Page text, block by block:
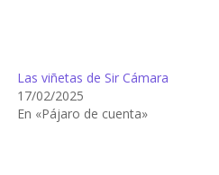
Las viñetas de Sir Cámara
17/02/2025
En «Pájaro de cuenta»